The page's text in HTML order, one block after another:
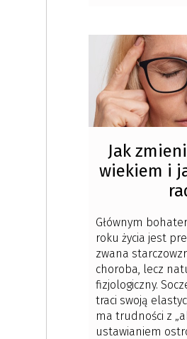
Jak
wiekiem i
Głównym
roku życia jest
zwana
choroba, lecz
fizjologiczny.
traci swoją
ma trudności z
ustawianiem